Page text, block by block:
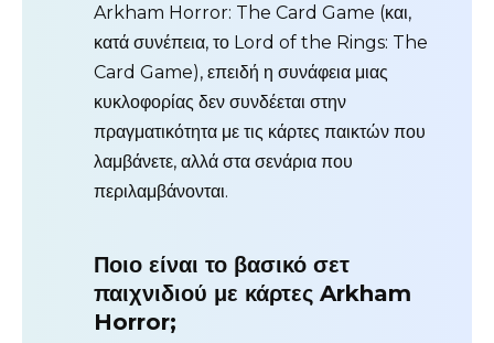
Arkham Horror: The Card Game (και,
κατά συνέπεια, το Lord of the Rings: The
Card Game), επειδή η συνάφεια μιας
κυκλοφορίας δεν συνδέεται στην
πραγματικότητα με τις κάρτες παικτών που
λαμβάνετε, αλλά στα σενάρια που
περιλαμβάνονται.
Ποιο είναι το βασικό σετ
παιχνιδιού με κάρτες Arkham
Horror;